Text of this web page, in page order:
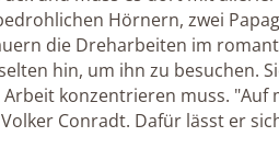
Hörnern, zwei
die Dreharbeiten im
hin, um ihn zu besuchen.
konzentrieren muss. "Auf
Conradt. Dafür lässt er